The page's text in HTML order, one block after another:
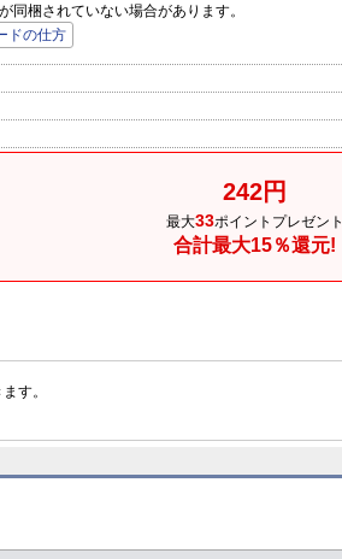
梱されていない場合があります。
ドの仕方
242円
最大33ポイントプレゼント
合計最大15％還元!
す。